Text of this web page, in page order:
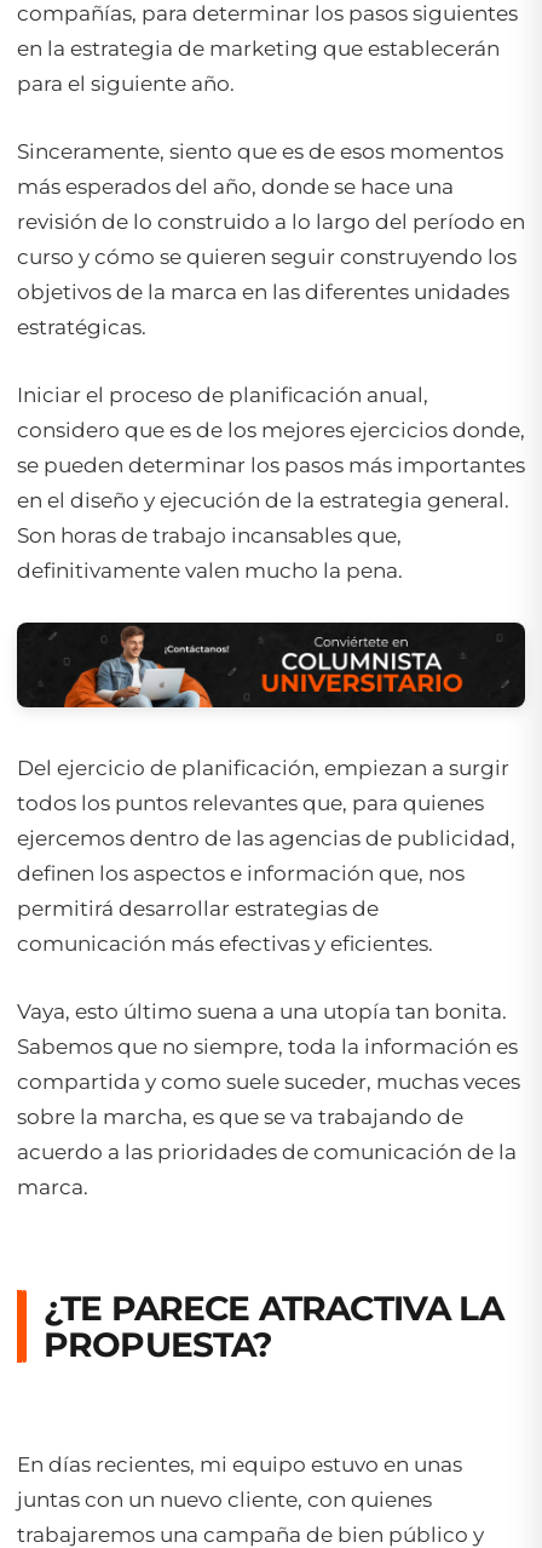
compañías, para determinar los pasos siguientes
en la estrategia de marketing que establecerán
para el siguiente año.
Sinceramente, siento que es de esos momentos
más esperados del año, donde se hace una
revisión de lo construido a lo largo del período en
curso y cómo se quieren seguir construyendo los
objetivos de la marca en las diferentes unidades
estratégicas.
Iniciar el proceso de planificación anual,
considero que es de los mejores ejercicios donde,
se pueden determinar los pasos más importantes
en el diseño y ejecución de la estrategia general.
Son horas de trabajo incansables que,
definitivamente valen mucho la pena.
Del ejercicio de planificación, empiezan a surgir
todos los puntos relevantes que, para quienes
ejercemos dentro de las agencias de publicidad,
definen los aspectos e información que, nos
permitirá desarrollar estrategias de
comunicación más efectivas y eficientes.
Vaya, esto último suena a una utopía tan bonita.
Sabemos que no siempre, toda la información es
compartida y como suele suceder, muchas veces
sobre la marcha, es que se va trabajando de
acuerdo a las prioridades de comunicación de la
marca.
¿TE PARECE ATRACTIVA LA
PROPUESTA?
En días recientes, mi equipo estuvo en unas
juntas con un nuevo cliente, con quienes
trabajaremos una campaña de bien público y